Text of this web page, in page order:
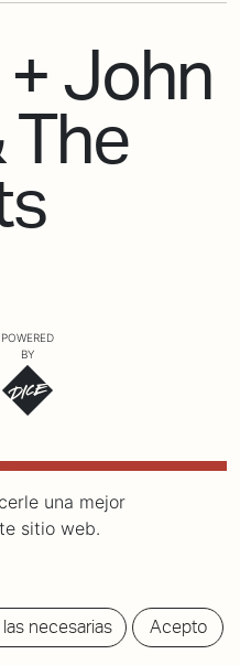
John
The
POWERED
BY
una mejor
sitio web.
necesarias Acepto